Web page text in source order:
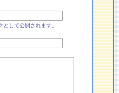
として公開されます。